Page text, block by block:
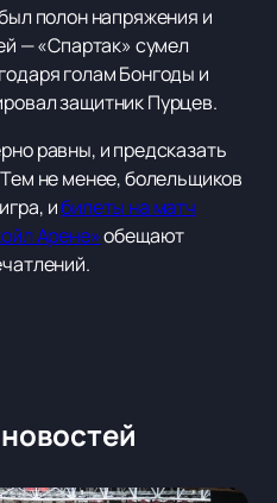
полон напряжения и
— «Спартак» сумел
голам Бонгоды и
защитник Пурцев.
равны, и предсказать
не менее, болельщиков
ибилеты на матч
Арене»обещают